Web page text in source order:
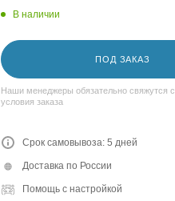
В наличии
ПОД ЗАКАЗ
Наши менеджеры обязательно свяжутся
условия заказа
Срок самовывоза: 5 дней
Доставка по России
Помощь с настройкой